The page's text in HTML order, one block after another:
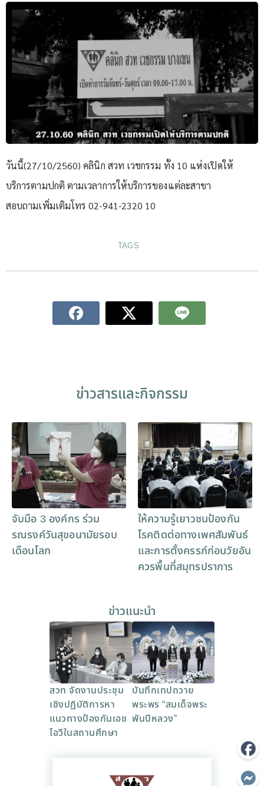
วันนี้(27/10/2560) คลินิก สวท เวชกรรม ทั้ง 10 แห่งเปิดให้
บริการตามปกติ ตามเวลาการให้บริการของแต่ละสาขา
สอบถามเพิ่มเติมโทร 02-941-2320 10
TAGS
ข่าวสารและกิจกรรม
จับมือ 3 องค์กร ร่วม
รณรงค์วันสุขอนามัยรอบ
เดือนโลก
ให้ความรู้เยาวชนป้องกัน
โรคติดต่อทางเพศสัมพันธ์
และการตั้งครรภ์ก่อนวัยอัน
ควรพื้นที่สมุทรปราการ
ข่าวแนะนำ
สวท จัดงานประชุม
เชิงปฏิบัติการหา
แนวทางป้องกันเอช
ไอวีในสถานศึกษา
บันทึกเทปถวาย
พระพร “สมเด็จพระ
พันปีหลวง”